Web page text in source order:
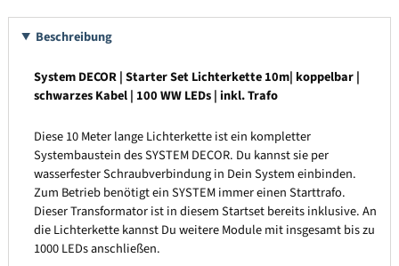
Beschreibung
System DECOR | Starter Set Lichterkette 10m| koppelbar |
schwarzes Kabel | 100 WW LEDs | inkl. Trafo
Diese 10 Meter lange Lichterkette ist ein kompletter
Systembaustein des SYSTEM DECOR. Du kannst sie per
wasserfester Schraubverbindung in Dein System einbinden.
Zum Betrieb benötigt ein SYSTEM immer einen Starttrafo.
Dieser Transformator ist in diesem Startset bereits inklusive. An
die Lichterkette kannst Du weitere Module mit insgesamt bis zu
1000 LEDs anschließen.